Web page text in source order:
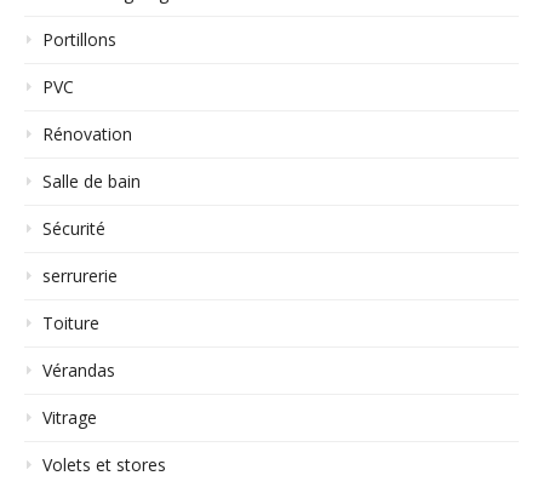
Portillons
PVC
Rénovation
Salle de bain
Sécurité
serrurerie
Toiture
Vérandas
Vitrage
Volets et stores